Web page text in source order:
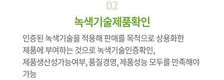
02
녹색기술제품확인
인증된 녹색기술을 적용해 판매를 목적으로 상용화한
제품에 부여하는 것으로 녹색기술인증확인,
제품생산성가능여부, 품질경영, 제품성능 모두를 만족해야
가능